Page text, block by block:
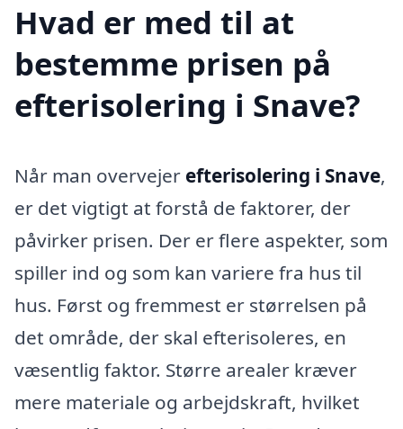
Hvad er med til at
bestemme prisen på
efterisolering i Snave?
Når man overvejer efterisolering i Snave,
er det vigtigt at forstå de faktorer, der
påvirker prisen. Der er flere aspekter, som
spiller ind og som kan variere fra hus til
hus. Først og fremmest er størrelsen på
det område, der skal efterisoleres, en
væsentlig faktor. Større arealer kræver
mere materiale og arbejdskraft, hvilket